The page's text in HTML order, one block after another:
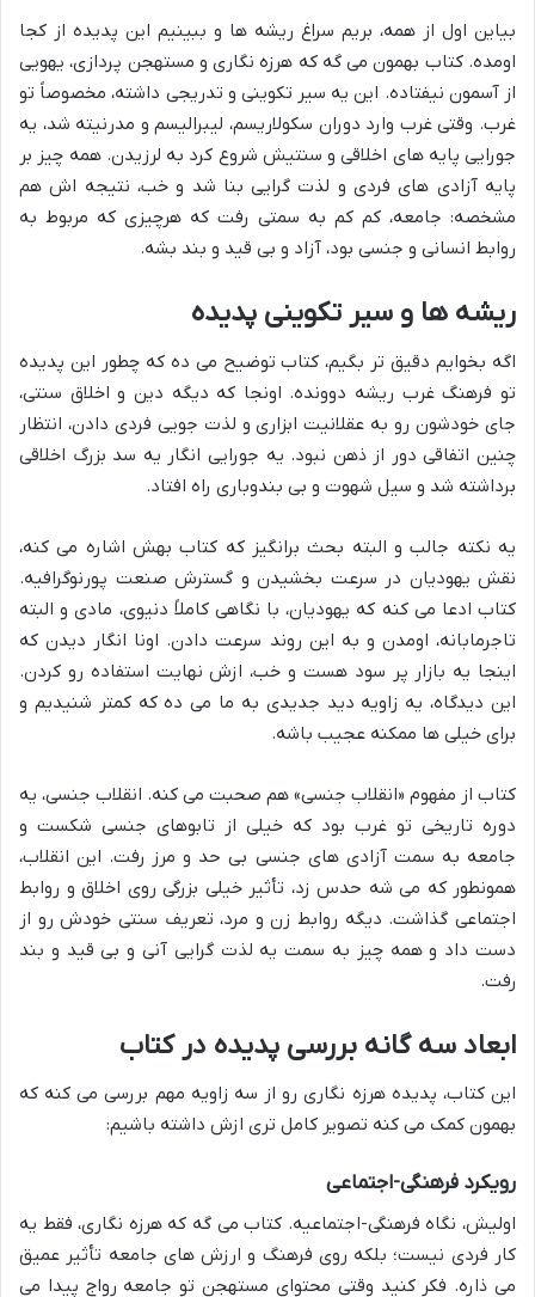
بیاین اول از همه، بریم سراغ ریشه ها و ببینیم این پدیده از کجا
اومده. کتاب بهمون می گه که هرزه نگاری و مستهجن پردازی، یهویی
از آسمون نیفتاده. این یه سیر تکوینی و تدریجی داشته، مخصوصاً تو
غرب. وقتی غرب وارد دوران سکولاریسم، لیبرالیسم و مدرنیته شد، یه
جورایی پایه های اخلاقی و سنتیش شروع کرد به لرزیدن. همه چیز بر
پایه آزادی های فردی و لذت گرایی بنا شد و خب، نتیجه اش هم
مشخصه: جامعه، کم کم به سمتی رفت که هرچیزی که مربوط به
روابط انسانی و جنسی بود، آزاد و بی قید و بند بشه.
ریشه ها و سیر تکوینی پدیده
اگه بخوایم دقیق تر بگیم، کتاب توضیح می ده که چطور این پدیده
تو فرهنگ غرب ریشه دوونده. اونجا که دیگه دین و اخلاق سنتی،
جای خودشون رو به عقلانیت ابزاری و لذت جویی فردی دادن، انتظار
چنین اتفاقی دور از ذهن نبود. یه جورایی انگار یه سد بزرگ اخلاقی
برداشته شد و سیل شهوت و بی بندوباری راه افتاد.
یه نکته جالب و البته بحث برانگیز که کتاب بهش اشاره می کنه،
نقش یهودیان در سرعت بخشیدن و گسترش صنعت پورنوگرافیه.
کتاب ادعا می کنه که یهودیان، با نگاهی کاملاً دنیوی، مادی و البته
تاجرمابانه، اومدن و به این روند سرعت دادن. اونا انگار دیدن که
اینجا یه بازار پر سود هست و خب، ازش نهایت استفاده رو کردن.
این دیدگاه، یه زاویه دید جدیدی به ما می ده که کمتر شنیدیم و
برای خیلی ها ممکنه عجیب باشه.
کتاب از مفهوم «انقلاب جنسی» هم صحبت می کنه. انقلاب جنسی، یه
دوره تاریخی تو غرب بود که خیلی از تابوهای جنسی شکست و
جامعه به سمت آزادی های جنسی بی حد و مرز رفت. این انقلاب،
همونطور که می شه حدس زد، تأثیر خیلی بزرگی روی اخلاق و روابط
اجتماعی گذاشت. دیگه روابط زن و مرد، تعریف سنتی خودش رو از
دست داد و همه چیز به سمت یه لذت گرایی آنی و بی قید و بند
رفت.
ابعاد سه گانه بررسی پدیده در کتاب
این کتاب، پدیده هرزه نگاری رو از سه زاویه مهم بررسی می کنه که
بهمون کمک می کنه تصویر کامل تری ازش داشته باشیم:
رویکرد فرهنگی-اجتماعی
اولیش، نگاه فرهنگی-اجتماعیه. کتاب می گه که هرزه نگاری، فقط یه
کار فردی نیست؛ بلکه روی فرهنگ و ارزش های جامعه تأثیر عمیق
می ذاره. فکر کنید وقتی محتوای مستهجن تو جامعه رواج پیدا می